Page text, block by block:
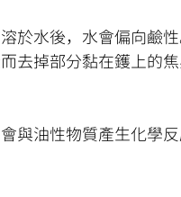
於水後，水會偏向鹼
去掉部分黏在鑊上的
與油性物質產生化學